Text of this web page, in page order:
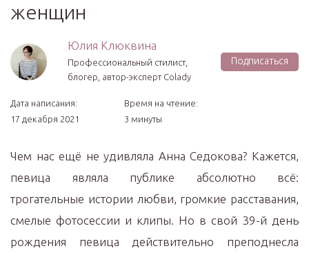
женщин
Юлия Клюквина
Профессиональный стилист,
блогер, автор-эксперт Colady
Подписаться
Дата написания:
17 декабря 2021
Время на чтение:
3 минуты
Чем нас ещё не удивляла Анна Седокова? Кажется,
певица являла публике абсолютно всё:
трогательные истории любви, громкие расставания,
смелые фотосессии и клипы. Но в свой 39-й день
рождения певица действительно преподнесла